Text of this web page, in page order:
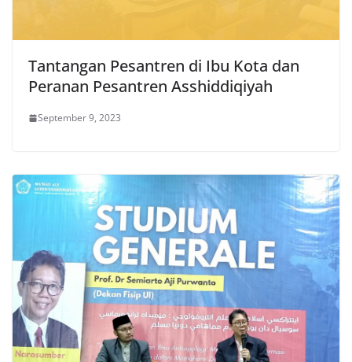
Tantangan Pesantren di Ibu Kota dan
Peranan Pesantren Asshiddiqiyah
September 9, 2023